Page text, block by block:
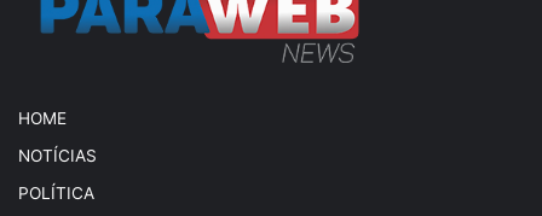
HOME
NOTÍCIAS
POLÍTICA